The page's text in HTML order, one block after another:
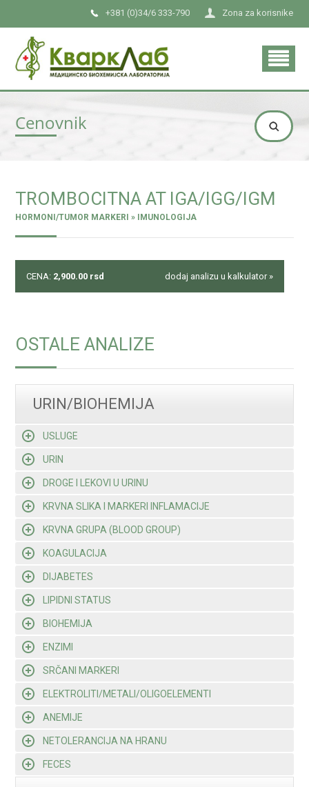
Zona za korisnike
+381 (0)34/6 333-790
Cenovnik
TROMBOCITNA AT IGA/IGG/IGM
HORMONI/TUMOR MARKERI » IMUNOLOGIJA
CENA: 2,900.00 rsd dodaj analizu u kalkulator »
OSTALE ANALIZE
URIN/BIOHEMIJA
USLUGE
URIN
DROGE I LEKOVI U URINU
KRVNA SLIKA I MARKERI INFLAMACIJE
KRVNA GRUPA (BLOOD GROUP)
KOAGULACIJA
DIJABETES
LIPIDNI STATUS
BIOHEMIJA
ENZIMI
SRČANI MARKERI
ELEKTROLITI/METALI/OLIGOELEMENTI
ANEMIJE
NETOLERANCIJA NA HRANU
FECES